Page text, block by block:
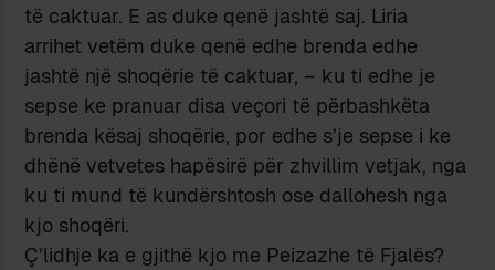
të caktuar. E as duke qenë jashtë saj. Liria
arrihet vetëm duke qenë edhe brenda edhe
jashtë një shoqërie të caktuar, – ku ti edhe je
sepse ke pranuar disa veçori të përbashkëta
brenda kësaj shoqërie, por edhe s’je sepse i ke
dhënë vetvetes hapësirë për zhvillim vetjak, nga
ku ti mund të kundërshtosh ose dallohesh nga
kjo shoqëri.
Ç’lidhje ka e gjithë kjo me Peizazhe të Fjalës?